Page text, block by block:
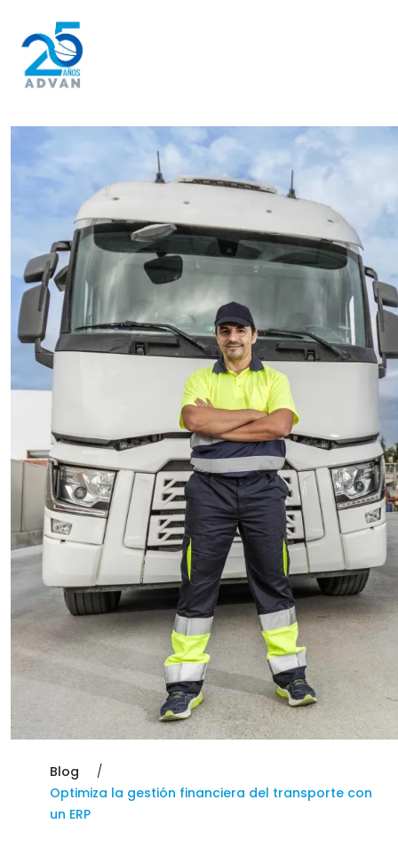
Blog
Optimiza la gestión financiera del transporte con
un ERP